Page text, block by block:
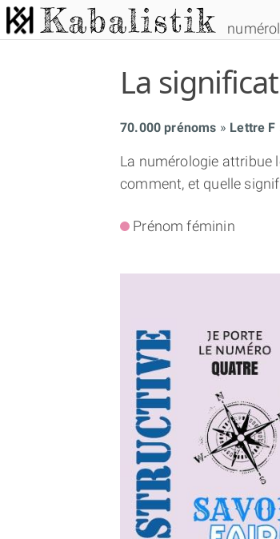
La
70.000 prénoms Lettre F
La numérologie attribue
comment, et quelle
Prénom féminin